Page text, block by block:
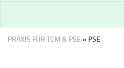
PRAXIS FÜR TCM & PSE » PSE